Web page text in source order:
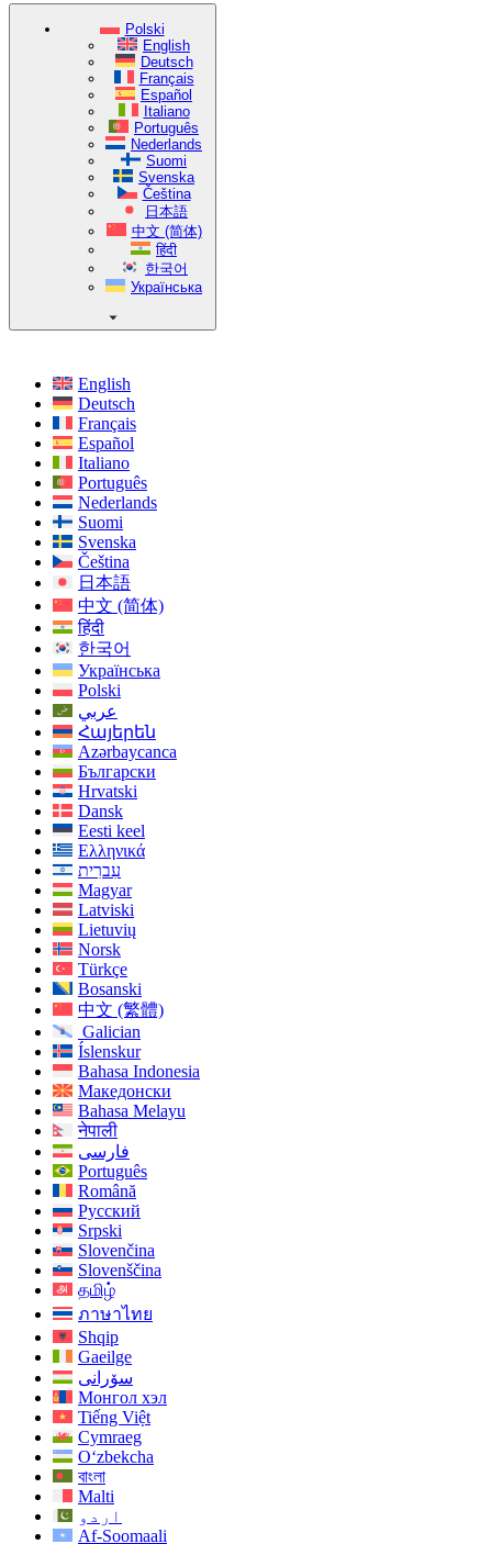
Polski
English
Deutsch
Français
Español
Italiano
Português
Nederlands
Suomi
Svenska
Čeština
日本語
中文 (简体)
हिंदी
한국어
Українська
English
Deutsch
Français
Español
Italiano
Português
Nederlands
Suomi
Svenska
Čeština
日本語
中文 (简体)
हिंदी
한국어
Українська
Polski
عربي
Հայերեն
Azərbaycanca
Български
Hrvatski
Dansk
Eesti keel
Ελληνικά
עִברִית
Magyar
Latviski
Lietuvių
Norsk
Türkçe
Bosanski
中文 (繁體)
Galician
Íslenskur
Bahasa Indonesia
Македонски
Bahasa Melayu
नेपाली
فارسی
Português
Română
Русский
Srpski
Slovenčina
Slovenščina
தமிழ்
ภาษาไทย
Shqip
Gaeilge
سۆرانی
Монгол хэл
Tiếng Việt
Cymraeg
O‘zbekcha
বাংলা
Malti
اردو
Af-Soomaali